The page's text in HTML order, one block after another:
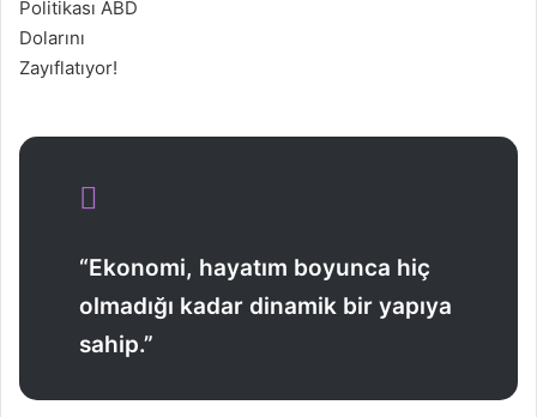
“Ekonomi, hayatım boyunca hiç
olmadığı kadar dinamik bir yapıya
sahip.”